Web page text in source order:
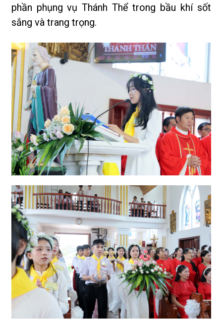
phần phụng vụ Thánh Thể trong bầu khí sốt
sắng và trang trọng.